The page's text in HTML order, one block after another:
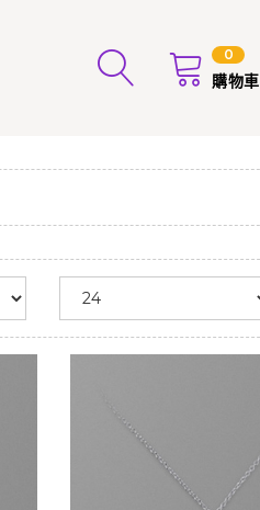
0
購物車